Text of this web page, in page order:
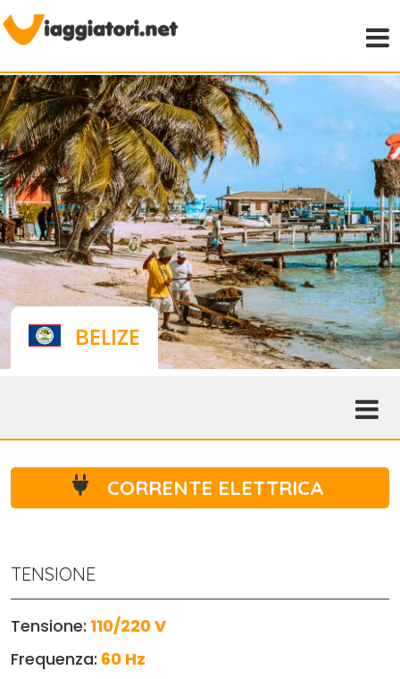
BELIZE
CORRENTE ELETTRICA
TENSIONE
Tensione: 110/220 V
Frequenza: 60 Hz